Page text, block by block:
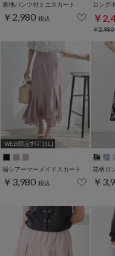
裏地パンツ付ミニスカート
￥2,980 税込
ロング
￥
￥2,980
WEB限定ｻｲｽﾞ[3L]
裾シアーマーメイドスカート
￥3,980 税込
花柄ロ
￥